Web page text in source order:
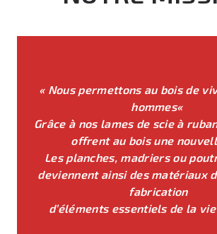
« Nous permettons au bois de
hommes«
Grâce à nos lames de scie à
offrent au bois une
Les planches, madriers ou
deviennent ainsi des matériaux
fabrication
d’éléments essentiels de la